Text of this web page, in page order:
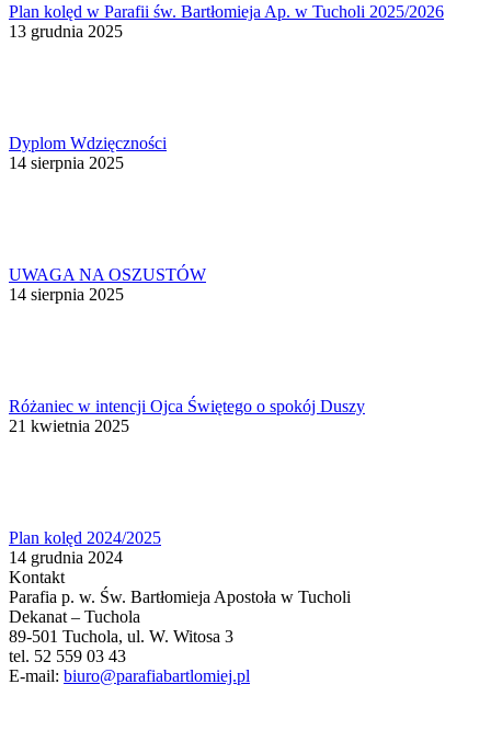
Plan kolęd w Parafii św. Bartłomieja Ap. w Tucholi 2025/2026
13 grudnia 2025
Dyplom Wdzięczności
14 sierpnia 2025
UWAGA NA OSZUSTÓW
14 sierpnia 2025
Różaniec w intencji Ojca Świętego o spokój Duszy
21 kwietnia 2025
Plan kolęd 2024/2025
14 grudnia 2024
Kontakt
Parafia p. w. Św. Bartłomieja Apostoła w Tucholi
Dekanat – Tuchola
89-501 Tuchola, ul. W. Witosa 3
tel. 52 559 03 43
E-mail: biuro@parafiabartlomiej.pl